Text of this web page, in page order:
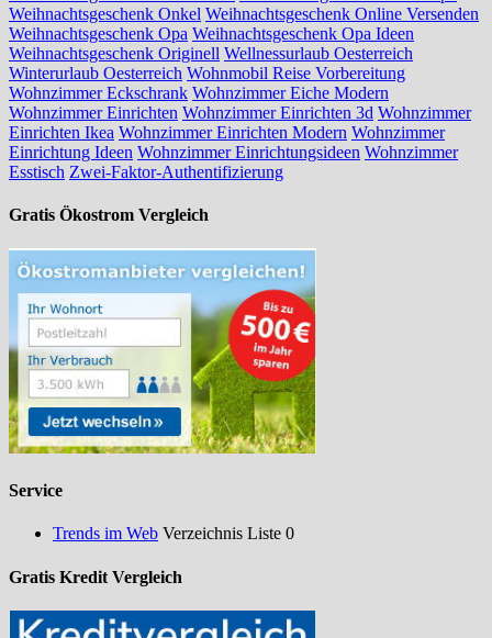
Weihnachtsgeschenk Onkel Weihnachtsgeschenk Online Versenden
Weihnachtsgeschenk Opa Weihnachtsgeschenk Opa Ideen
Weihnachtsgeschenk Originell Wellnessurlaub Oesterreich
Winterurlaub Oesterreich Wohnmobil Reise Vorbereitung
Wohnzimmer Eckschrank Wohnzimmer Eiche Modern
Wohnzimmer Einrichten Wohnzimmer Einrichten 3d Wohnzimmer
Einrichten Ikea Wohnzimmer Einrichten Modern Wohnzimmer
Einrichtung Ideen Wohnzimmer Einrichtungsideen Wohnzimmer
Esstisch Zwei-Faktor-Authentifizierung
Gratis Ökostrom Vergleich
Service
Trends im Web Verzeichnis Liste 0
Gratis Kredit Vergleich